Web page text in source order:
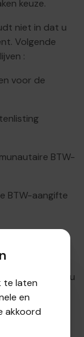
keuze.
niet in dat u
Volgende
:
voor de
BTW-
BTW-aangifte
hoofd te zien?
fb vzw) kan
u op te
zaken bij u
voor u in
BTW).
te laten
en
akkoord